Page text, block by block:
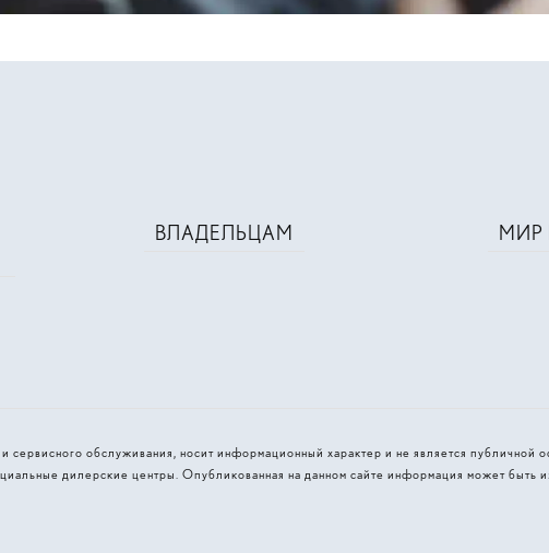
ВЛАДЕЛЬЦАМ МИР
сервисного обслуживания, носит информационный характер и не является публичной
дилерские центры. Опубликованная на данном сайте информация может быть